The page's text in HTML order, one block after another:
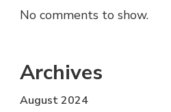
No comments to show.
Archives
August 2024